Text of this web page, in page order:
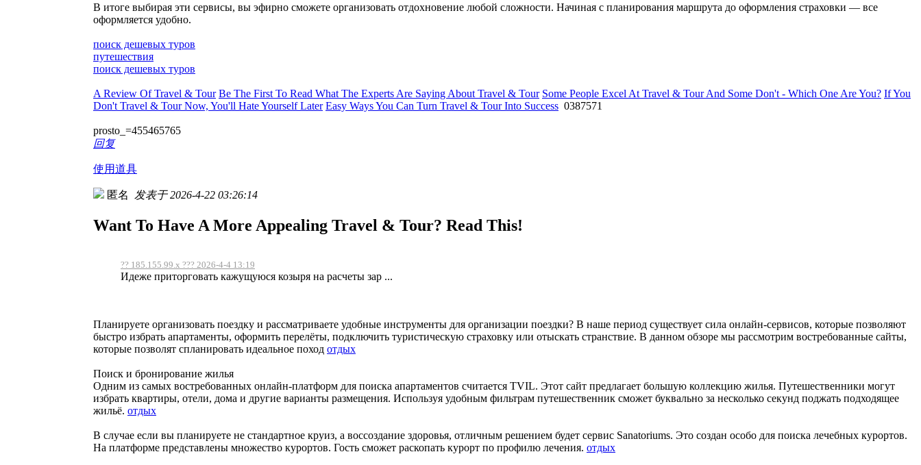
В итоге выбирая эти сервисы, вы эфирно сможете организовать отдохновение любой сложности. Начиная с планирования маршрута до оформления страховки — все
оформляется удобно.
поиск дешевых туров
путешествия
поиск дешевых туров
A Review Of Travel & Tour Be The First To Read What The Experts Are Saying About Travel & Tour Some People Excel At Travel & Tour And Some Don't - Which One Are You? If You
Don't Travel & Tour Now, You'll Hate Yourself Later Easy Ways You Can Turn Travel & Tour Into Success 0387571
prosto_=455465765
回复
使用道具
匿名 发表于 2026-4-22 03:26:14
Want To Have A More Appealing Travel & Tour? Read This!
?? 185.155.99.x ??? 2026-4-4 13:19
Идеже приторговать кажущуюся козыря на расчеты зар ...
Планируете организовать поездку и рассматриваете удобные инструменты для организации поездки? В наше период существует сила онлайн-сервисов, которые позволяют
быстро избрать апартаменты, оформить перелёты, подключить туристическую страховку или отыскать странствие. В данном обзоре мы рассмотрим востребованные сайты,
которые позволят спланировать идеальное поход отдых
Поиск и бронирование жилья
Одним из самых востребованных онлайн-платформ для поиска апартаментов считается TVIL. Этот сайт предлагает большую коллекцию жилья. Путешественники могут
избрать квартиры, отели, дома и другие варианты размещения. Используя удобным фильтрам путешественник сможет буквально за несколько секунд поджать подходящее
жильё. отдых
В случае если вы планируете не стандартное круиз, а воссоздание здоровья, отличным решением будет сервис Sanatoriums. Это создан особо для поиска лечебных курортов.
На платформе представлены множество курортов. Гость сможет раскопать курорт по профилю лечения. отдых